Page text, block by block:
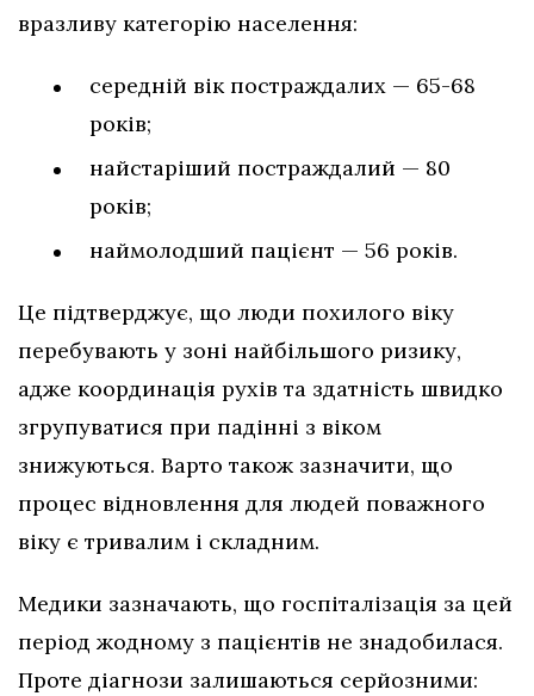
вразливу категорію населення:
середній вік постраждалих — 65-68
років;
найстаріший постраждалий — 80
років;
наймолодший пацієнт — 56 років.
Це підтверджує, що люди похилого віку
перебувають у зоні найбільшого ризику,
адже координація рухів та здатність швидко
згрупуватися при падінні з віком
знижуються. Варто також зазначити, що
процес відновлення для людей поважного
віку є тривалим і складним.
Медики зазначають, що госпіталізація за цей
період жодному з пацієнтів не знадобилася.
Проте діагнози залишаються серйозними: